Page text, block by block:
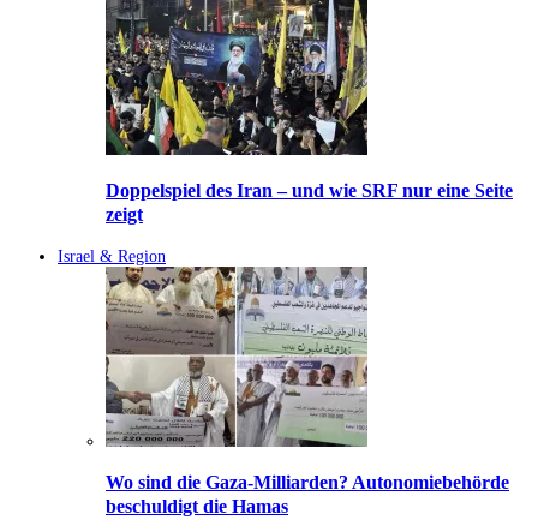
Doppelspiel des Iran – und wie SRF nur eine Seite
zeigt
Israel & Region
Wo sind die Gaza-Milliarden? Autonomiebehörde
beschuldigt die Hamas